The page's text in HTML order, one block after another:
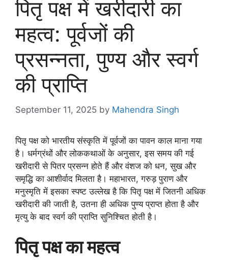
पितृ पक्ष में खरीदारी का
महत्व: पूर्वजों की
प्रसन्नता, पुण्य और स्वर्ग
की प्राप्ति
September 11, 2025 by Mahendra Singh
पितृ पक्ष को भारतीय संस्कृति में पूर्वजों का पावन काल माना गया
है। धर्मग्रंथों और लोककथाओं के अनुसार, इस समय की गई
खरीदारी से पितर प्रसन्न होते हैं और वंशज को धन, सुख और
समृद्धि का आशीर्वाद मिलता है। महाभारत, गरुड़ पुराण और
मनुस्मृति में इसका स्पष्ट उल्लेख है कि पितृ पक्ष में जितनी अधिक
खरीदारी की जाती है, उतना ही अधिक पुण्य प्राप्त होता है और
मृत्यु के बाद स्वर्ग की प्राप्ति सुनिश्चित होती है।
पितृ पक्ष का महत्व